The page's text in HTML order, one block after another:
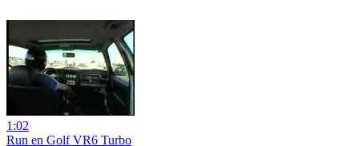
1:02
Run en Golf VR6 Turbo